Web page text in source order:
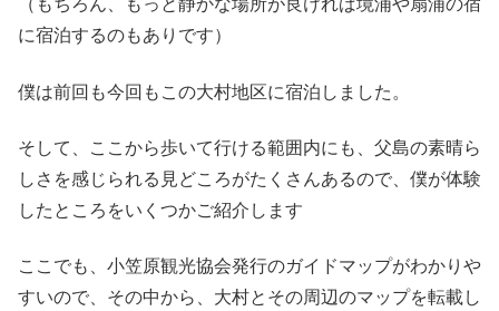
（もちろん、もっと静かな場所が良ければ境浦や扇浦の宿
に宿泊するのもありです）
僕は前回も今回もこの大村地区に宿泊しました。
そして、ここから歩いて行ける範囲内にも、父島の素晴ら
しさを感じられる見どころがたくさんあるので、僕が体験
したところをいくつかご紹介します
ここでも、小笠原観光協会発行のガイドマップがわかりや
すいので、その中から、大村とその周辺のマップを転載し